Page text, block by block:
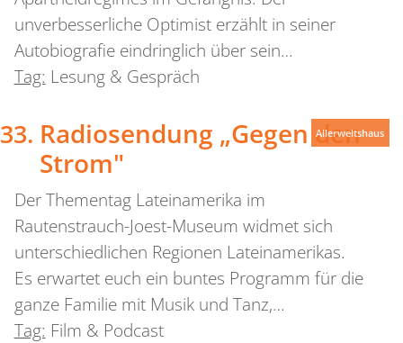
unverbesserliche Optimist erzählt in seiner
Autobiografie eindringlich über sein…
Tag: Lesung & Gespräch
Radiosendung „Gegen den
Strom"
Der Thementag Lateinamerika im
Rautenstrauch-Joest-Museum widmet sich
unterschiedlichen Regionen Lateinamerikas.
Es erwartet euch ein buntes Programm für die
ganze Familie mit Musik und Tanz,…
Tag: Film & Podcast
Allerweltshaus